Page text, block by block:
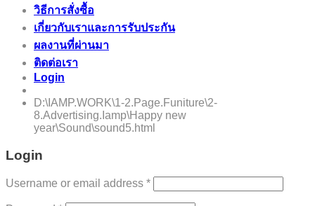
วิธีการสั่งซื้อ
เกี่ยวกับเราและการรับประกัน
ผลงานที่ผ่านมา
ติดต่อเรา
Login
D:\IAMP.WORK\1-2.Page.Funiture\2-
8.Advertising.Iamp\Happy new
year\Sound\sound5.html
Login
Username or email address *